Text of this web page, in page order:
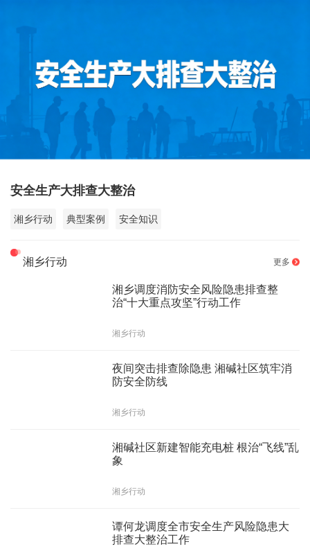
安全生产大排查大整治
湘乡行动 典型案例 安全知识
湘乡行动 更多
湘乡调度消防安全风险隐患排查整
治“十大重点攻坚”行动工作
湘乡行动
夜间突击排查除隐患 湘碱社区筑牢消
防安全防线
湘乡行动
湘碱社区新建智能充电桩 根治“飞线”乱
象
湘乡行动
谭何龙调度全市安全生产风险隐患大
排查大整治工作